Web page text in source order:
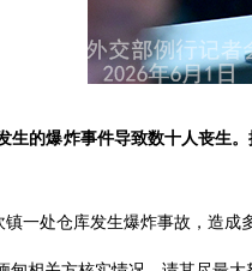
生的爆炸事件导致数十人丧生
一处仓库发生爆炸事故，造